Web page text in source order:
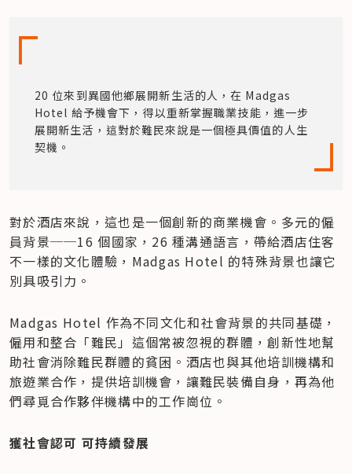
20 位來到異國他鄉展開新生活的人，在 Madgas
Hotel 給予機會下，得以重新掌握職業技能，進一步
展開新生活，這對於難民來說是一個極具價值的人生
契機。
對於酒店來說，這也是一個創新的商業機會。多元的僱
員背景──16 個國家，26 種溝通語言，帶給酒店住客
不一樣的文化體驗，Madgas Hotel 的特殊背景也讓它
別具吸引力。
Madgas Hotel 作為不同文化和社會背景的共同基礎，
僱用和整合「難民」這個常被忽視的群體，創新性地幫
助社會消除難民群體的貧困。酒店也與其他培訓機構和
旅遊業合作，提供培訓機會，讓難民裝備自身，再為他
們尋覓合作夥伴機構中的工作崗位。
獲社會認可 可持續發展